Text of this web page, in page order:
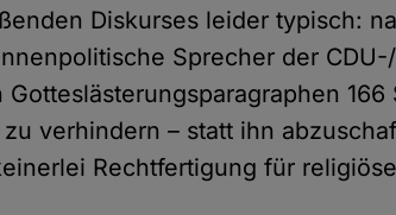
Diskurses leider typisch:
Sprecher der
166
verhindern – statt ihn
Rechtfertigung für religiöse